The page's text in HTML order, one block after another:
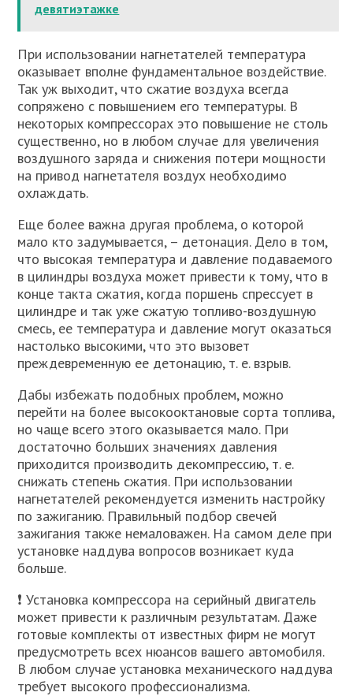
девятиэтажке
При использовании нагнетателей температура
оказывает вполне фундаментальное воздействие.
Так уж выходит, что сжатие воздуха всегда
сопряжено с повышением его температуры. В
некоторых компрессорах это повышение не столь
существенно, но в любом случае для увеличения
воздушного заряда и снижения потери мощности
на привод нагнетателя воздух необходимо
охлаждать.
Еще более важна другая проблема, о которой
мало кто задумывается, – детонация. Дело в том,
что высокая температура и давление подаваемого
в цилиндры воздуха может привести к тому, что в
конце такта сжатия, когда поршень спрессует в
цилиндре и так уже сжатую топливо-воздушную
смесь, ее температура и давление могут оказаться
настолько высокими, что это вызовет
преждевременную ее детонацию, т. е. взрыв.
Дабы избежать подобных проблем, можно
перейти на более высокооктановые сорта топлива,
но чаще всего этого оказывается мало. При
достаточно больших значениях давления
приходится производить декомпрессию, т. е.
снижать степень сжатия. При использовании
нагнетателей рекомендуется изменить настройку
по зажиганию. Правильный подбор свечей
зажигания также немаловажен. На самом деле при
установке наддува вопросов возникает куда
больше.
❗ Установка компрессора на серийный двигатель
может привести к различным результатам. Даже
готовые комплекты от известных фирм не могут
предусмотреть всех нюансов вашего автомобиля.
В любом случае установка механического наддува
требует высокого профессионализма.